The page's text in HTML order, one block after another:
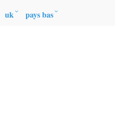
uk pays bas